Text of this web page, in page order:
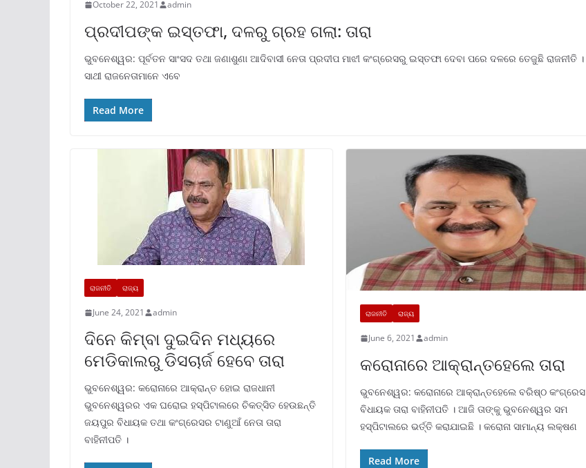
October 22, 2021 admin
ପ୍ରଦୀପଙ୍କ ଇସ୍ତଫା, ଦଳରୁ ଗ୍ରହ ଗଲା: ତାରା
ଭୁବନେଶ୍ୱର: ପୂର୍ବତନ ସାଂସଦ ତଥା ଜଣାଶୁଣା ଆଦିବାସୀ ନେତା ପ୍ରଦୀପ ମାଝୀ କଂଗ୍ରେସରୁ ଇସ୍ତଫା ଦେବା ପରେ ଦଳରେ ତେଜୁଛି ରାଜନୀତି ।
ସାଥୀ ରାଜନେତାମାନେ ଏବେ
Read More
ରାଜନୀତି ରାଜ୍ୟ
June 24, 2021 admin
ଦିନେ କିମ୍ବା ଦୁଇଦିନ ମଧ୍ୟରେ
ମେଡିକାଲରୁ ଡିସଚାର୍ଜ ହେବେ ତାରା
ଭୁବନେଶ୍ୱର: କରୋନାରେ ଆକ୍ରାନ୍ତ ହୋଇ ରାଜଧାନୀ
ଭୁବନେଶ୍ୱରର ଏକ ଘରୋଇ ହସ୍ପିଟାଲରେ ଚିକତ୍ସିତ ହେଉଛନ୍ତି
ଜୟପୁର ବିଧାୟକ ତଥା କଂଗ୍ରେସର ଟାଣୁଆଁ ନେତା ତାରା
ବାହିନୀପତି ।
ରାଜନୀତି ରାଜ୍ୟ
June 6, 2021 admin
କରୋନାରେ ଆକ୍ରାନ୍ତହେଲେ ତାରା
ଭୁବନେଶ୍ୱର: କରୋନାରେ ଆକ୍ରାନ୍ତହେଲେ ବରିଷ୍ଠ କଂଗ୍ରେସ
ବିଧାୟକ ତାରା ବାହିନୀପତି । ଆଜି ତାଙ୍କୁ ଭୁବନେଶ୍ୱର ସମ
ହସ୍ପିଟାଲରେ ଭର୍ତ୍ତି କରାଯାଇଛି । କରୋନା ସାମାନ୍ୟ ଲକ୍ଷଣ
Read More